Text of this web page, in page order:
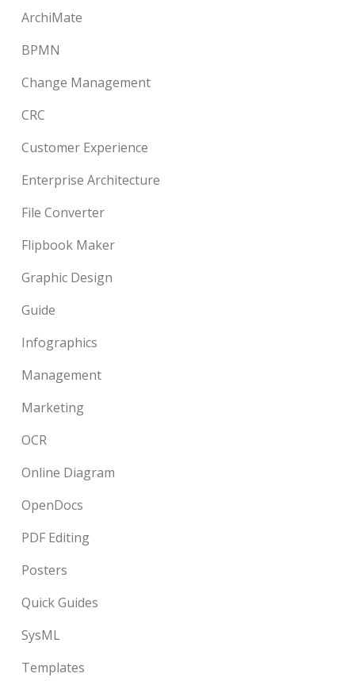
ArchiMate
BPMN
Change Management
CRC
Customer Experience
Enterprise Architecture
File Converter
Flipbook Maker
Graphic Design
Guide
Infographics
Management
Marketing
OCR
Online Diagram
OpenDocs
PDF Editing
Posters
Quick Guides
SysML
Templates